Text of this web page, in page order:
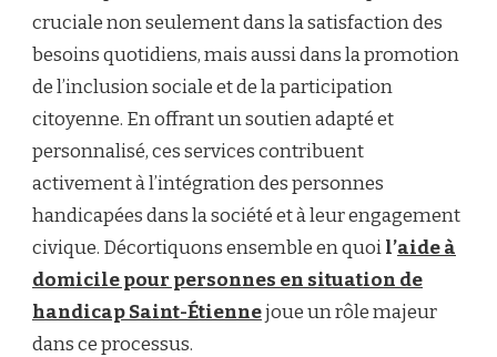
cruciale non seulement dans la satisfaction des
besoins quotidiens, mais aussi dans la promotion
de l’inclusion sociale et de la participation
citoyenne. En offrant un soutien adapté et
personnalisé, ces services contribuent
activement à l’intégration des personnes
handicapées dans la société et à leur engagement
civique. Décortiquons ensemble en quoil’aide à
domicile pour personnes en situation de
handicap Saint-Étiennejoue un rôle majeur
dans ce processus.